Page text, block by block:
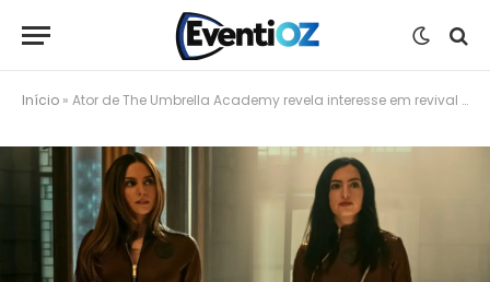
Início » Ator de The Umbrella Academy revela interesse em revival animado da série após final polêmico